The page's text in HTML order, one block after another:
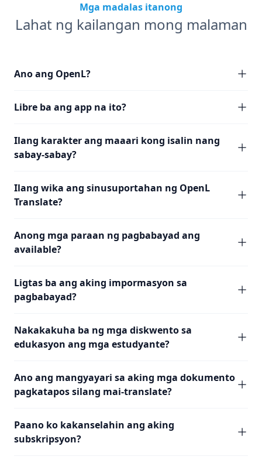
Mga madalas itanong
Lahat ng kailangan mong malaman
Ano ang OpenL?
Libre ba ang app na ito?
Ilang karakter ang maaari kong isalin nang
sabay-sabay?
Ilang wika ang sinusuportahan ng OpenL
Translate?
Anong mga paraan ng pagbabayad ang
available?
Ligtas ba ang aking impormasyon sa
pagbabayad?
Nakakakuha ba ng mga diskwento sa
edukasyon ang mga estudyante?
Ano ang mangyayari sa aking mga dokumento
pagkatapos silang mai-translate?
Paano ko kakanselahin ang aking
subskripsyon?